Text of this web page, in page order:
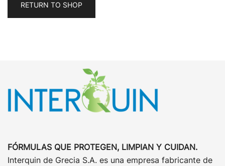
RETURN TO SHOP
FÓRMULAS QUE PROTEGEN, LIMPIAN Y CUIDAN.
Interquin de Grecia S.A. es una empresa fabricante de